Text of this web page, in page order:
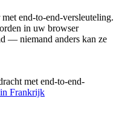
end-to-end-versleuteling.
in uw browser
— niemand anders kan ze
met end-to-end-
Frankrijk